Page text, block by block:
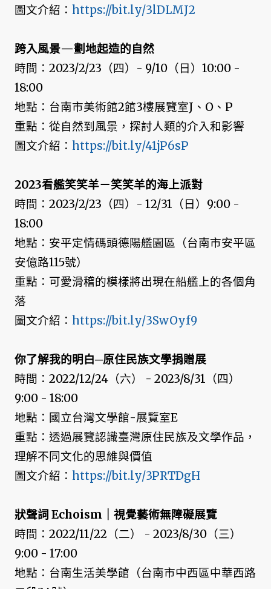
圖文介紹： https://bit.ly/3lDLMJ2
跨入風景—劃地起造的自然
時間：2023/2/23（四）- 9/10（日）10:00 -
18:00
地點：台南市美術館2館3樓展覽室J、O、P
重點：從自然到風景，探討人類的介入和影響
圖文介紹： https://bit.ly/41jP6sP
2023看艦笑笑羊－笑笑羊的海上派對
時間：2023/2/23（四）- 12/31（日）9:00 -
18:00
地點：安平定情碼頭德陽艦園區（台南市安平區
安億路115號）
重點：可愛滑稽的模樣將出現在船艦上的各個角
落
圖文介紹： https://bit.ly/3SwOyf9
你了解我的明白─原住民族文學捐贈展
時間：2022/12/24（六） - 2023/8/31（四）
9:00 - 18:00
地點：國立台灣文學館-展覽室E
重點：透過展覽認識臺灣原住民族及文學作品，
理解不同文化的思維與價值
圖文介紹： https://bit.ly/3PRTDgH
狀聲詞 Echoism｜視覺藝術無障礙展覽
時間：2022/11/22（二） - 2023/8/30（三）
9:00 - 17:00
地點：台南生活美學館（台南市中西區中華西路